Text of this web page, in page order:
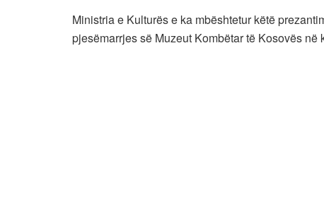
Ministria e Kulturës e ka mbështetur këtë
pjesëmarrjes së Muzeut Kombëtar të Kosovës